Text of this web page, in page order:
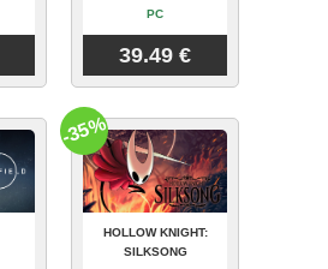
PC
39.49 €
HOLLOW KNIGHT:
SILKSONG
-35%